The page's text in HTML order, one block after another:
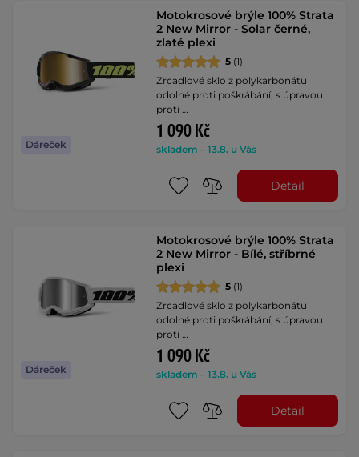
Dáreček
Motokrosové brýle 100% Strata
2 New Mirror - Solar černé,
zlaté plexi
5 (1)
Zrcadlové sklo z polykarbonátu
odolné proti poškrábání, s úpravou
proti …
1 090 Kč
skladem – 13.8. u Vás
Detail
Dáreček
Motokrosové brýle 100% Strata
2 New Mirror - Bílé, stříbrné
plexi
5 (1)
Zrcadlové sklo z polykarbonátu
odolné proti poškrábání, s úpravou
proti …
1 090 Kč
skladem – 13.8. u Vás
Detail